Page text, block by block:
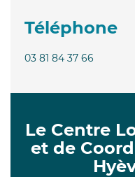
Téléphone
03 81 84 37 66
Le Centre
et de